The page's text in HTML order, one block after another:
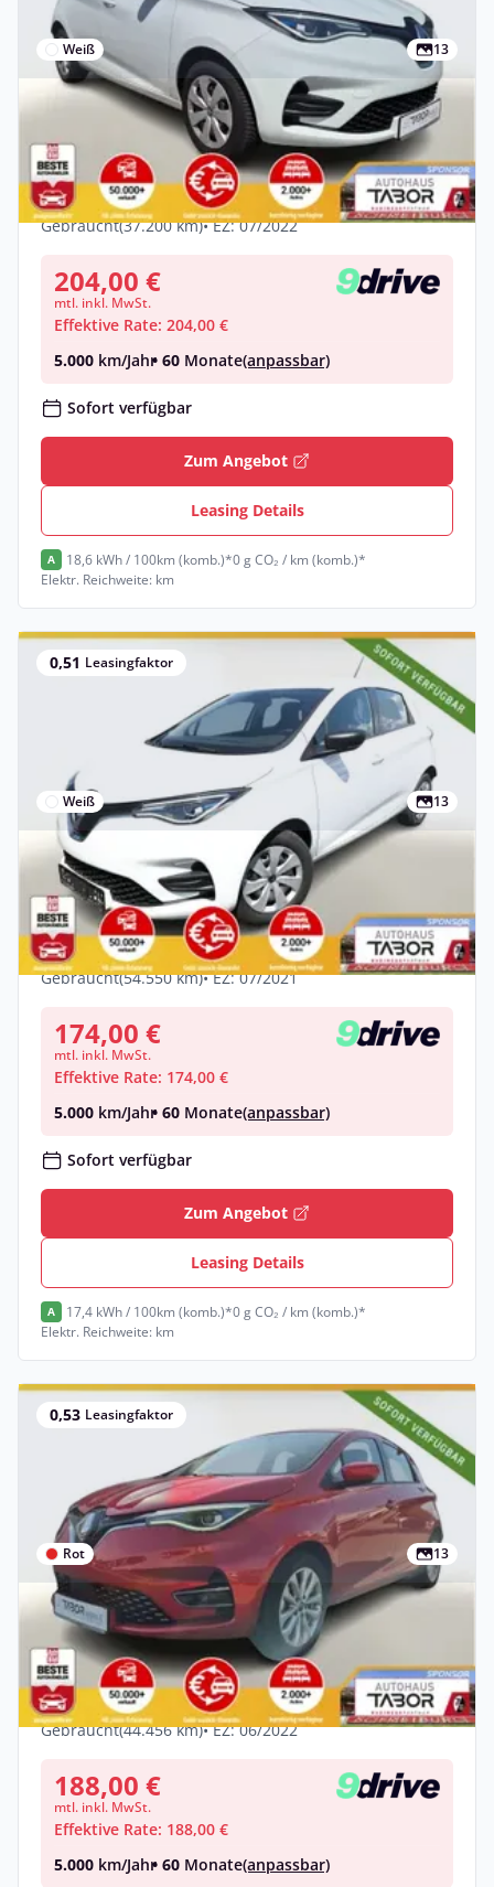
Weiß 13
Renault ZOE ZE50 R110 Life Kauf-Bat LED
CCS Temp CarPlay
Elektro •Automatik •108 PS (80 kW)
Gebraucht(37.200 km)• EZ: 07/2022
204,00 €
mtl. inkl. MwSt.
Effektive Rate: 204,00 €
5.000 km/Jahr• 60 Monate(anpassbar)
Sofort verfügbar
Zum Angebot
Leasing Details
A 18,6 kWh / 100km (komb.)*0 g CO₂ / km (komb.)*
Elektr. Reichweite: km
0,51 Leasingfaktor
Weiß 13
Privat
Renault ZOE ZE50 R110 Life Kauf-Batterie
LED CCS Schuko
Elektro • Automatik • 108 PS (80 kW)
Gebraucht(54.550 km)• EZ: 07/2021
174,00 €
mtl. inkl. MwSt.
Effektive Rate: 174,00 €
5.000 km/Jahr• 60 Monate(anpassbar)
Sofort verfügbar
Zum Angebot
Leasing Details
A 17,4 kWh / 100km (komb.)*0 g CO₂ / km (komb.)*
Elektr. Reichweite: km
0,53 Leasingfaktor
Rot 13
Gewerbe
Renault ZOE ZE50 R110 Experience Kauf-
Bat. LED KAM PDC
Elektro •Automatik • 108 PS (80 kW)
Gebraucht(44.456 km)• EZ: 06/2022
188,00 €
mtl. inkl. MwSt.
Effektive Rate: 188,00 €
5.000 km/Jahr• 60 Monate(anpassbar)